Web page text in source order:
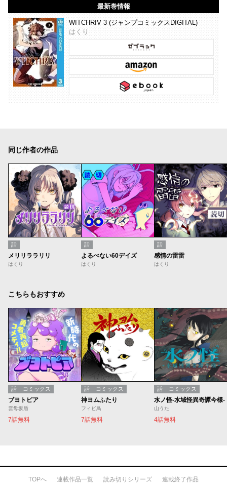
最新巻情報
WITCHRIV 3 (ジャンプコミックスDIGITAL)
はくり
同じ作者の作品
話
メリリララリリ
はくり
話
よるべない60デイズ
はくり
話
感情の雷雷
はくり
こちらもおすすめ
話 コミックス
ブヨトピア
雲母坂盾
7話無料
話 コミックス
神ヨムふたり
フィビ鳥
7話無料
話 コミックス
水ノ怪-水域怪異奇譚今様-
山うた
4話無料
TOPへ 連載作品一覧 読み切りシリーズ 連載終了作品